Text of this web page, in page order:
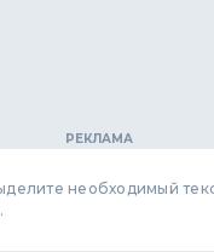
необходимый